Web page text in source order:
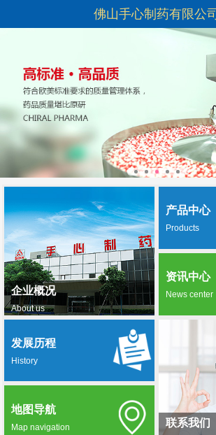
佛山手心制药有限公司
企业概况
About us
产品中心
Products
资讯中心
News center
联系我们
发展历程
History
地图导航
Map navigation